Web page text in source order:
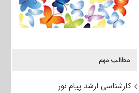
مطالب مهم
کارشناسی ارشد پیام نور